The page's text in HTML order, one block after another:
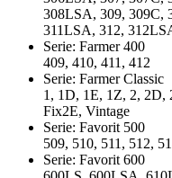
308LSA, 309, 309C,
311LSA, 312,
Serie: Farmer
409, 410, 411, 412
Serie: Farmer
1, 1D, 1E, 1Z, 2, 2D,
Fix2E, Vintage
Serie: Favorit
509, 510, 511, 512,
Serie: Favorit